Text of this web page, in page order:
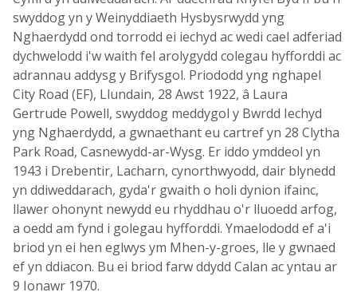
swyddog yn y Weinyddiaeth Hysbysrwydd yng
Nghaerdydd ond torrodd ei iechyd ac wedi cael adferiad
dychwelodd i'w waith fel arolygydd colegau hyfforddi ac
adrannau addysg y Brifysgol. Priododd yng nghapel
City Road (EF), Llundain, 28 Awst 1922, â Laura
Gertrude Powell, swyddog meddygol y Bwrdd Iechyd
yng Nghaerdydd, a gwnaethant eu cartref yn 28 Clytha
Park Road, Casnewydd-ar-Wysg. Er iddo ymddeol yn
1943 i Drebentir, Lacharn, cynorthwyodd, dair blynedd
yn ddiweddarach, gyda'r gwaith o holi dynion ifainc,
llawer ohonynt newydd eu rhyddhau o'r lluoedd arfog,
a oedd am fynd i golegau hyfforddi. Ymaelododd ef a'i
briod yn ei hen eglwys ym Mhen-y-groes, lle y gwnaed
ef yn ddiacon. Bu ei briod farw ddydd Calan ac yntau ar
9 Ionawr 1970.